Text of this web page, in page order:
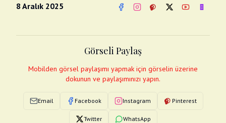
Abdest Videoları
Fotograflar
8 Aralık 2025
FacebookInstagram
PinterestTwitterYouTube
Görseli Paylaş
Mobilden görsel paylaşımı yapmak için görselin üzerine
dokunun ve paylaşımınızı yapın.
Email Facebook Instagram Pinterest
Twitter WhatsApp